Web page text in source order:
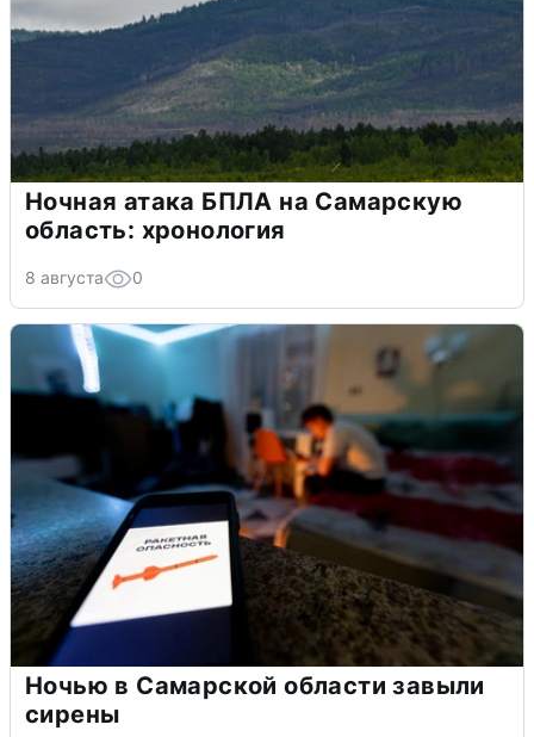
Ночная атака БПЛА на Самарскую
область: хронология
8 августа 0
Ночью в Самарской области завыли
сирены